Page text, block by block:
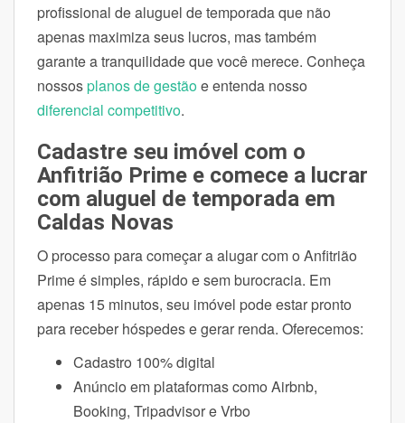
profissional de aluguel de temporada que não
apenas maximiza seus lucros, mas também
garante a tranquilidade que você merece. Conheça
nossosplanos de gestãoe entenda nosso
diferencial competitivo.
Cadastre seu imóvel com o
Anfitrião Prime e comece a lucrar
com aluguel de temporada em
Caldas Novas
O processo para começar a alugar com o Anfitrião
Prime é simples, rápido e sem burocracia. Em
apenas 15 minutos, seu imóvel pode estar pronto
para receber hóspedes e gerar renda. Oferecemos:
Cadastro 100% digital
Anúncio em plataformas como Airbnb,
Booking, Tripadvisor e Vrbo